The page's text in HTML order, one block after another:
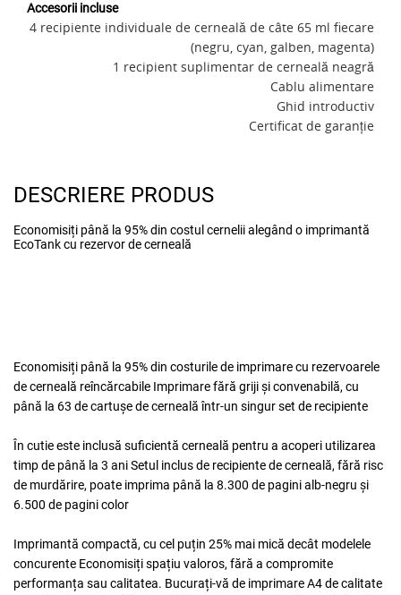
Accesorii incluse
4 recipiente individuale de cerneală de câte 65 ml fiecare
(negru, cyan, galben, magenta)
1 recipient suplimentar de cerneală neagră
Cablu alimentare
Ghid introductiv
Certificat de garanţie
DESCRIERE PRODUS
Economisiți până la 95% din costul cernelii alegând o imprimantă
EcoTank cu rezervor de cerneală
Economisiți până la 95% din costurile de imprimare cu rezervoarele
de cerneală reîncărcabile Imprimare fără griji și convenabilă, cu
până la 63 de cartușe de cerneală într-un singur set de recipiente
În cutie este inclusă suficientă cerneală pentru a acoperi utilizarea
timp de până la 3 aniSetul inclus de recipiente de cerneală, fără risc
de murdărire, poate imprima până la 8.300 de pagini alb-negru și
6.500 de pagini color
Imprimantă compactă, cu cel puțin 25% mai mică decât modelele
concurente Economisiți spațiu valoros, fără a compromite
performanța sau calitatea. Bucurați-vă de imprimare A4 de calitate